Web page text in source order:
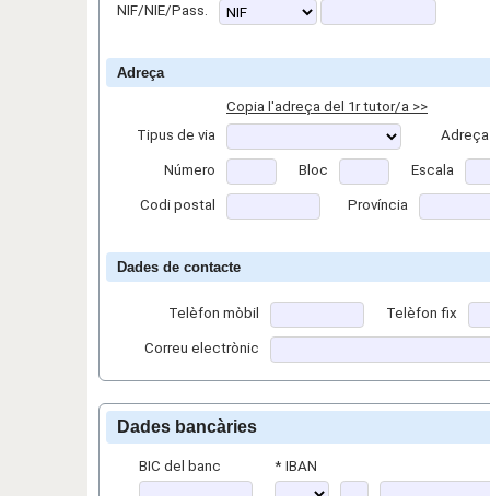
NIF/NIE/Pass.
Adreça
Copia l'adreça del 1r tutor/a >>
Tipus de via
Adreça
Número Bloc Escala
Codi postal Província
Dades de contacte
Telèfon mòbil Telèfon fix
Correu electrònic
Dades bancàries
BIC del banc * IBAN